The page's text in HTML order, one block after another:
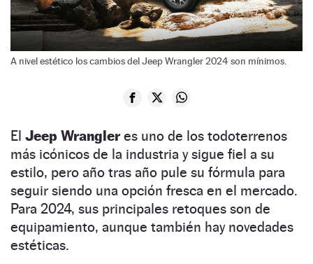
A nivel estético los cambios del Jeep Wrangler 2024 son mínimos.
El Jeep Wrangleres uno de los todoterrenos
más icónicos de la industria y sigue fiel a su
estilo, pero año tras año pule su fórmula para
seguir siendo una opción fresca en el mercado.
Para 2024, sus principales retoques son de
equipamiento, aunque también hay novedades
estéticas.